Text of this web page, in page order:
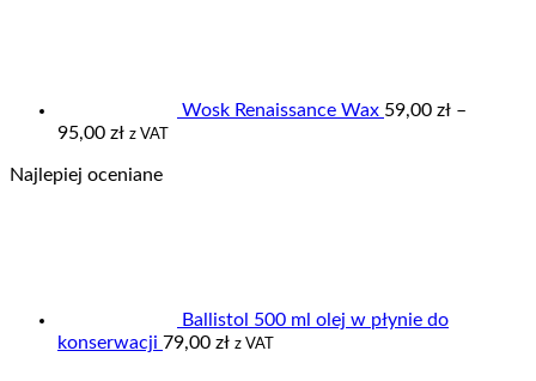
Wosk Renaissance Wax 59,00 zł –
95,00 złZakres
od
z VAT
Najlepiej oceniane
Ballistol 500 ml olej w płynie do
konserwacji 79,00 zł z VAT